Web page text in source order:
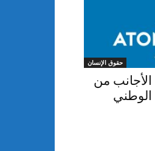
حقوق الإنسان
الأجانب من
الوطني